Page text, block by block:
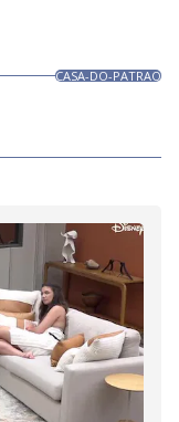
CASA-DO-PATRAO